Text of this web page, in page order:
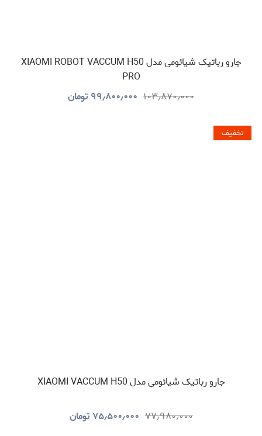
جارو رباتیک شیائومی مدل XIAOMI ROBOT VACCUM H50
PRO
۱۰۳٫۸۷۰٫۰۰۰ ۹۹٫۸۰۰٫۰۰۰ تومان
تخفیف
جارو رباتیک شیائومی مدل XIAOMI VACCUM H50
۷۷٫۹۸۰٫۰۰۰ ۷۵٫۵۰۰٫۰۰۰ تومان